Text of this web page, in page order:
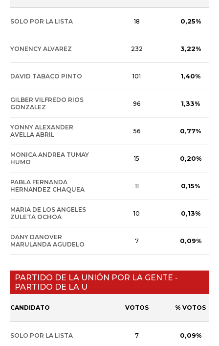
SOLO POR LA LISTA 18 0,25%
YONENCY ALVAREZ 232 3,22%
DAVID TABACO PINTO 101 1,40%
GILBER VILFREDO RIOS
GONZALEZ
96 1,33%
YONNY ALEXANDER
AVELLA ABRIL
56 0,77%
MONICA ANDREA TUMAY
HUMO
15 0,20%
PABLA FERNANDA
HERNANDEZ CHAQUEA
11 0,15%
MARIA DE LOS ANGELES
ZULETA OCHOA
10 0,13%
DANY DANOVER
MARULANDA AGUDELO
7 0,09%
PARTIDO DE LA UNIÓN POR LA GENTE -
PARTIDO DE LA U
CANDIDATO VOTOS % VOTOS
SOLO POR LA LISTA 7 0,09%